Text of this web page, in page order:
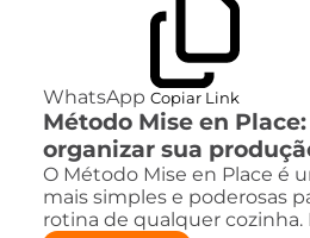
WhatsApp Copiar Link
Método Mise en
organizar sua
O Método Mise en Place é
mais simples e poderosas
rotina de qualquer